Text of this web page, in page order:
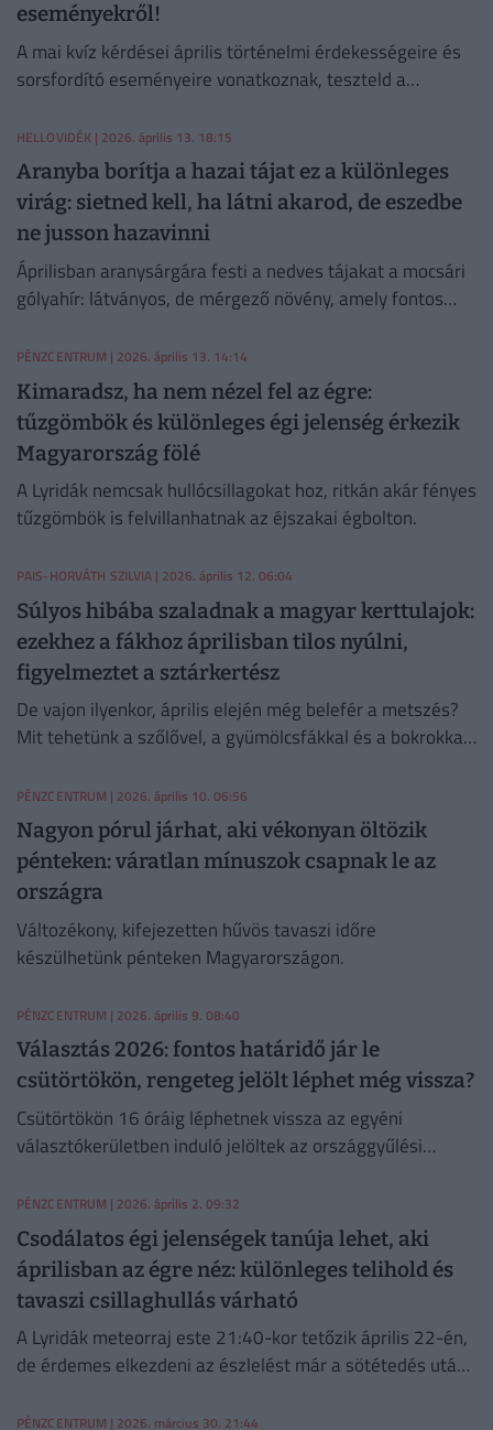
eseményekről!
A mai kvíz kérdései április történelmi érdekességeire és
sorsfordító eseményeire vonatkoznak, teszteld a
HELLOVIDÉK | 2026. április 13. 18:15
Aranyba borítja a hazai tájat ez a különleges
virág: sietned kell, ha látni akarod, de eszedbe
ne jusson hazavinni
Áprilisban aranysárgára festi a nedves tájakat a mocsári
gólyahír: látványos, de mérgező növény, amely fontos
PÉNZCENTRUM | 2026. április 13. 14:14
Kimaradsz, ha nem nézel fel az égre:
tűzgömbök és különleges égi jelenség érkezik
Magyarország fölé
A Lyridák nemcsak hullócsillagokat hoz, ritkán akár fényes
tűzgömbök is felvillanhatnak az éjszakai égbolton.
PAIS-HORVÁTH SZILVIA | 2026. április 12. 06:04
Súlyos hibába szaladnak a magyar kerttulajok:
ezekhez a fákhoz áprilisban tilos nyúlni,
figyelmeztet a sztárkertész
De vajon ilyenkor, április elején még belefér a metszés?
Mit tehetünk a szőlővel, a gyümölcsfákkal és a bokrokkal,
PÉNZCENTRUM | 2026. április 10. 06:56
Nagyon pórul járhat, aki vékonyan öltözik
pénteken: váratlan mínuszok csapnak le az
országra
Változékony, kifejezetten hűvös tavaszi időre
készülhetünk pénteken Magyarországon.
PÉNZCENTRUM | 2026. április 9. 08:40
Választás 2026: fontos határidő jár le
csütörtökön, rengeteg jelölt léphet még vissza?
Csütörtökön 16 óráig léphetnek vissza az egyéni
választókerületben induló jelöltek az országgyűlési
PÉNZCENTRUM | 2026. április 2. 09:32
Csodálatos égi jelenségek tanúja lehet, aki
áprilisban az égre néz: különleges telihold és
tavaszi csillaghullás várható
A Lyridák meteorraj este 21:40-kor tetőzik április 22-én,
de érdemes elkezdeni az észlelést már a sötétedés után,
PÉNZCENTRUM | 2026. március 30. 21:44